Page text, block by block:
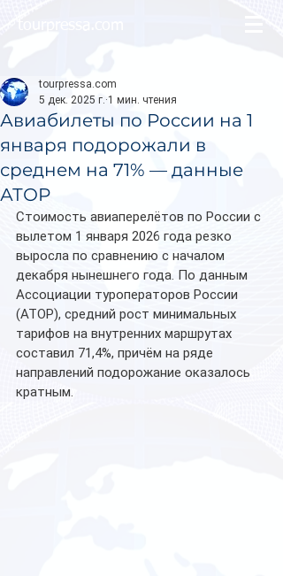
Авиабилеты по России на 1
января подорожали в
среднем на 71% — данные
АТОР
tourpressa.com
5 дек. 2025 г. 1 мин. чтения
Стоимость авиаперелётов по России с
вылетом 1 января 2026 года резко
выросла по сравнению с началом
декабря нынешнего года. По данным
Ассоциации туроператоров России
(АТОР), средний рост минимальных
тарифов на внутренних маршрутах
составил 71,4%, причём на ряде
направлений подорожание оказалось
кратным.